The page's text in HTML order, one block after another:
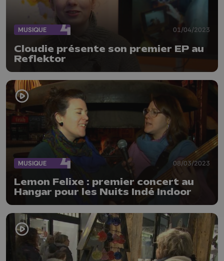
MUSIQUE 01/04/2023
Cloudie présente son premier EP au
Reflektor
MUSIQUE 08/03/2023
Lemon Felixe : premier concert au
Hangar pour les Nuits Indé Indoor